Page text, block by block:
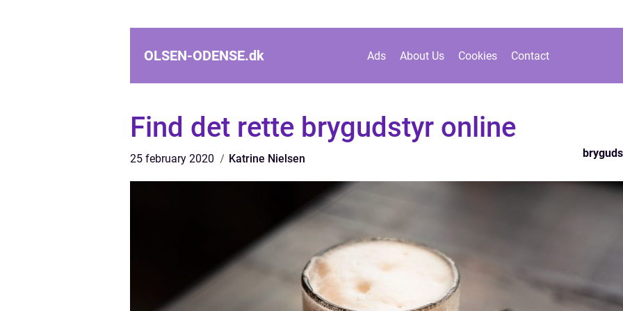
OLSEN-ODENSE.dk Ads About Us Cookies Contact
Find det rette brygudstyr online
25 february 2020 Katrine Nielsen